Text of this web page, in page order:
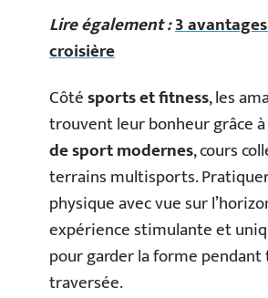
Lire également :3
croisière
Côtésports et fitness, les
trouvent leur bonheur grâce
de sport modernes, cours
terrains multisports.
physique avec vue sur
expérience stimulante et
pour garder la forme
traversée.